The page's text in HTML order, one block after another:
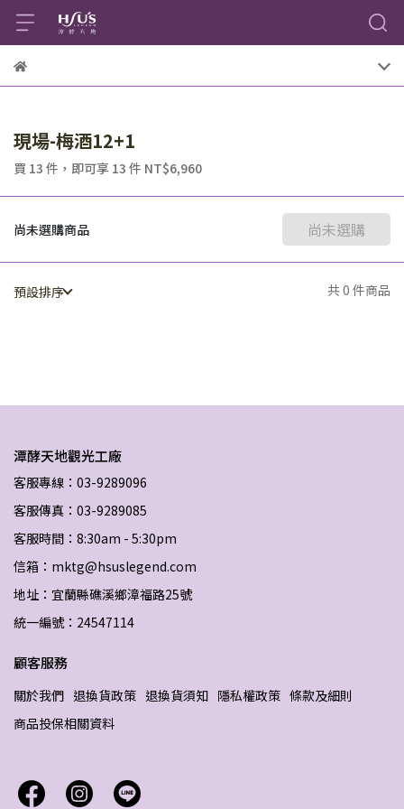
現場-梅酒12+1
買 13 件， 即可享 13 件 NT$6,960
尚未選購商品 尚未選購
預設排序 共 0 件商品
潭酵天地觀光工廠
客服專線：03-9289096
客服傳真：03-9289085
客服時間：8:30am - 5:30pm
信箱：mktg@hsuslegend.com
地址：宜蘭縣礁溪鄉漳福路25號
統一編號：24547114
顧客服務
關於我們 退換貨政策 退換貨須知 隱私權政策 條款及細則
商品投保相關資料